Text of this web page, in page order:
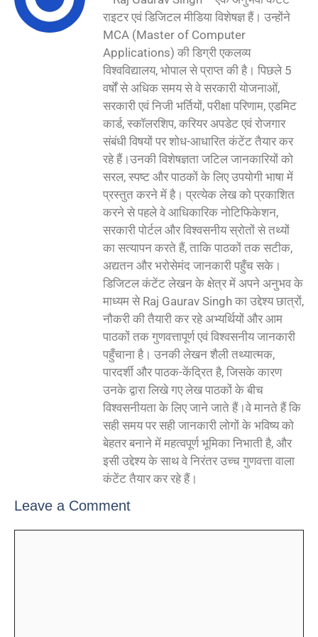
राइटर एवं डिजिटल मीडिया विशेषज्ञ हैं। उन्होंने
MCA (Master of Computer
Applications) की डिग्री एकलव्य
विश्वविद्यालय, भोपाल से प्राप्त की है। पिछले 5
वर्षों से अधिक समय से वे सरकारी योजनाओं,
सरकारी एवं निजी भर्तियों, परीक्षा परिणाम, एडमिट
कार्ड, स्कॉलरशिप, करियर अपडेट एवं रोजगार
संबंधी विषयों पर शोध-आधारित कंटेंट तैयार कर
रहे हैं।उनकी विशेषज्ञता जटिल जानकारियों को
सरल, स्पष्ट और पाठकों के लिए उपयोगी भाषा में
प्रस्तुत करने में है। प्रत्येक लेख को प्रकाशित
करने से पहले वे आधिकारिक नोटिफिकेशन,
सरकारी पोर्टल और विश्वसनीय स्रोतों से तथ्यों
का सत्यापन करते हैं, ताकि पाठकों तक सटीक,
अद्यतन और भरोसेमंद जानकारी पहुँच सके।
डिजिटल कंटेंट लेखन के क्षेत्र में अपने अनुभव के
माध्यम से Raj Gaurav Singh का उद्देश्य छात्रों,
नौकरी की तैयारी कर रहे अभ्यर्थियों और आम
पाठकों तक गुणवत्तापूर्ण एवं विश्वसनीय जानकारी
पहुँचाना है। उनकी लेखन शैली तथ्यात्मक,
पारदर्शी और पाठक-केंद्रित है, जिसके कारण
उनके द्वारा लिखे गए लेख पाठकों के बीच
विश्वसनीयता के लिए जाने जाते हैं।वे मानते हैं कि
सही समय पर सही जानकारी लोगों के भविष्य को
बेहतर बनाने में महत्वपूर्ण भूमिका निभाती है, और
इसी उद्देश्य के साथ वे निरंतर उच्च गुणवत्ता वाला
कंटेंट तैयार कर रहे हैं।
Leave a Comment